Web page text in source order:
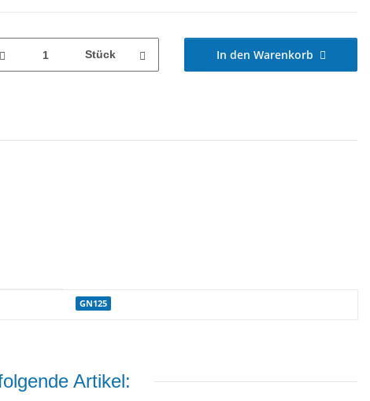
Stück In den Warenkorb
GN125
Artikel: